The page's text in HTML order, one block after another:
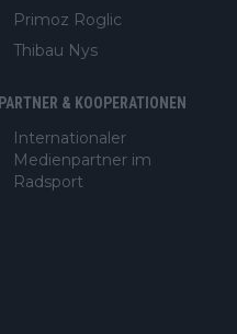
Primoz Roglic
Thibau Nys
PARTNER & KOOPERATIONEN
Internationaler
Medienpartner im
Radsport